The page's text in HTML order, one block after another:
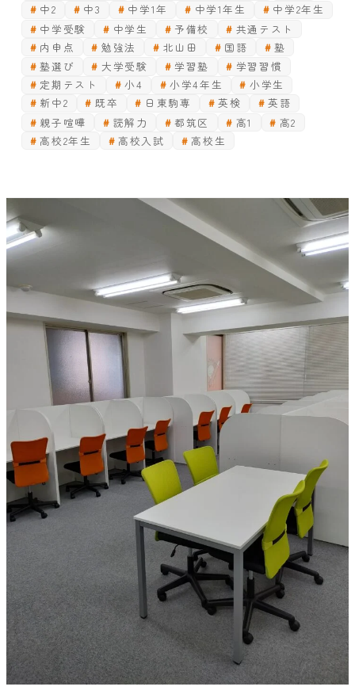
中2
中3 中学1年 中学1年生
中学2年生
中学受験
中学生 予備校
共通テスト
内申点
勉強法 北山田 国語
塾
塾選び
大学受験 学習塾
学習習慣
定期テスト
小4 小学4年生
小学生
新中2
既卒 日東駒専 英検
英語
親子喧嘩
読解力 都筑区 高1
高2
高校2年生
高校入試 高校生